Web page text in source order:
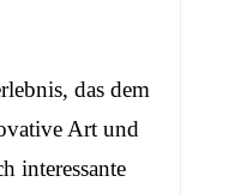
das dem
Art und
interessante